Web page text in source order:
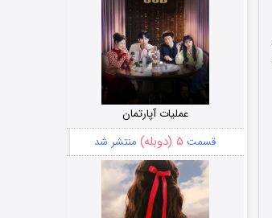
عملیات آپارتمان
قسمت ۵ (دوبله) منتشر شد